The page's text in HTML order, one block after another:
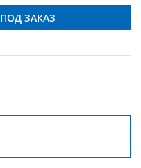
ПОД ЗАКАЗ